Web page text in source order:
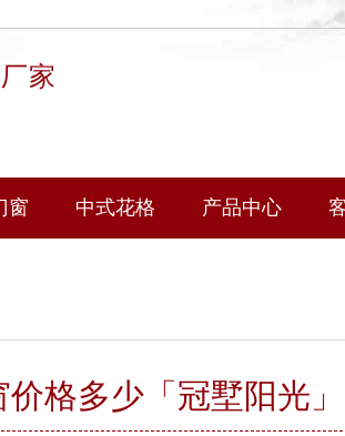
家
窗 中式花格 产品中心
格多少「冠墅阳光」